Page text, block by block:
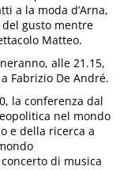
a la moda d’Arna,
gusto mentre
Matteo.
alle 21.15,
Fabrizio De André.
la conferenza dal
nel mondo
e della ricerca a
di musica